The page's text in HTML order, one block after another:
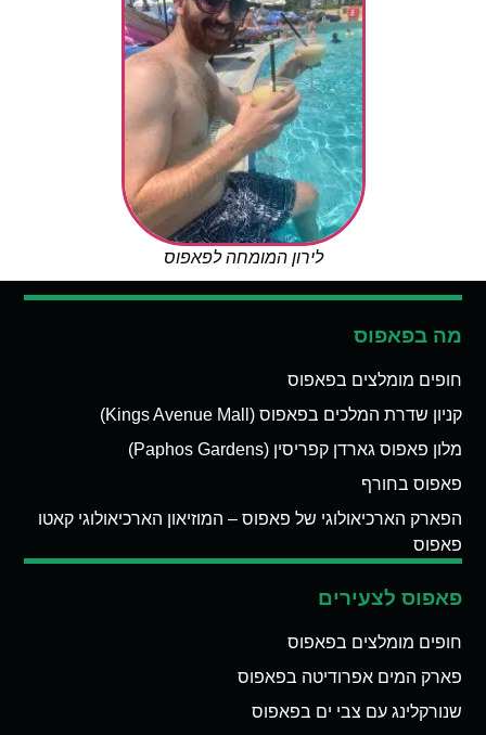
לירון המומחה לפאפוס
מה בפאפוס
חופים מומלצים בפאפוס
קניון שדרת המלכים בפאפוס (Kings Avenue Mall)
מלון פאפוס גארדן קפריסין (Paphos Gardens)
פאפוס בחורף
הפארק הארכיאולוגי של פאפוס – המוזיאון הארכיאולוגי קאטו
פאפוס
פאפוס לצעירים
חופים מומלצים בפאפוס
פארק המים אפרודיטה בפאפוס
שנורקלינג עם צבי ים בפאפוס